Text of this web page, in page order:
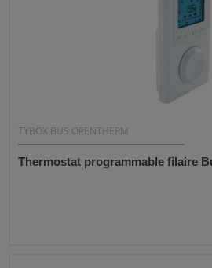
TYBOX BUS OPENTHERM
Thermostat programmable filaire